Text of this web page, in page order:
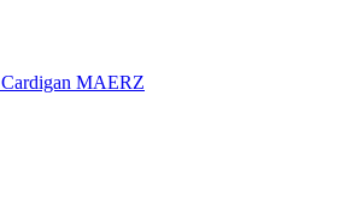
Cardigan MAERZ